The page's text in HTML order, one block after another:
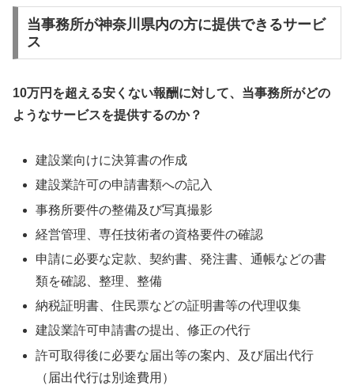
当事務所が神奈川県内の方に提供できるサービ
ス
10万円を超える安くない報酬に対して、当事務所がどの
ようなサービスを提供するのか？
建設業向けに決算書の作成
建設業許可の申請書類への記入
事務所要件の整備及び写真撮影
経営管理、専任技術者の資格要件の確認
申請に必要な定款、契約書、発注書、通帳などの書
類を確認、整理、整備
納税証明書、住民票などの証明書等の代理収集
建設業許可申請書の提出、修正の代行
許可取得後に必要な届出等の案内、及び届出代行
（届出代行は別途費用）